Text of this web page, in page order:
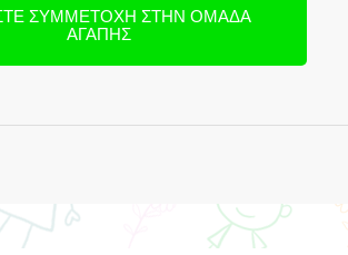
ΣΥΜΜΕΤΟΧΉ ΣΤΗΝ ΟΜΆΔΑ
ΑΓΆΠΗΣ